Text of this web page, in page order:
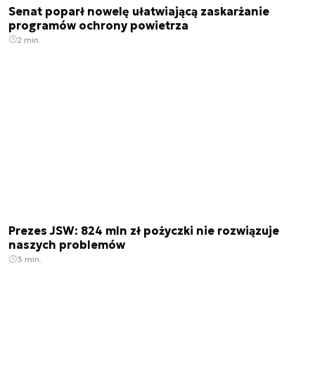
Senat poparł nowelę ułatwiającą zaskarżanie
programów ochrony powietrza
2 min.
Prezes JSW: 824 mln zł pożyczki nie rozwiązuje
naszych problemów
3 min.